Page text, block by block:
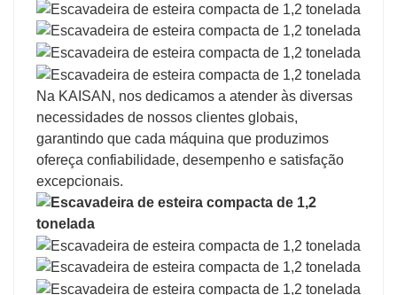
Na KAISAN, nos dedicamos a atender às diversas
necessidades de nossos clientes globais,
garantindo que cada máquina que produzimos
ofereça confiabilidade, desempenho e satisfação
excepcionais.